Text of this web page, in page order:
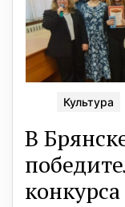
Культура
В